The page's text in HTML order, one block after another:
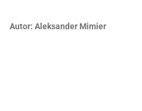
Autor: Aleksander Mimier